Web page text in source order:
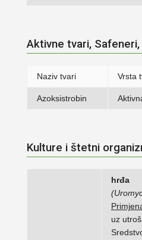
Aktivne tvari,
Naziv tvari Vrsta
Azoksistrobin
Kulture i štetni
hrđa
uz